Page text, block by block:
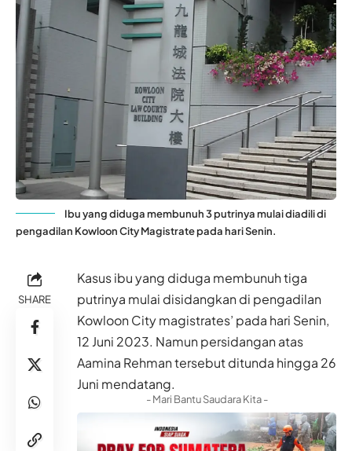
Ibu yang diduga membunuh 3 putrinya mulai diadili di
pengadilan Kowloon City Magistrate pada hari Senin.
SHARE
Kasus ibu yang diduga membunuh tiga
putrinya mulai disidangkan di pengadilan
Kowloon City magistrates’ pada hari Senin,
12 Juni 2023. Namun persidangan atas
Aamina Rehman tersebut ditunda hingga 26
Juni mendatang.
- Mari Bantu Saudara Kita -